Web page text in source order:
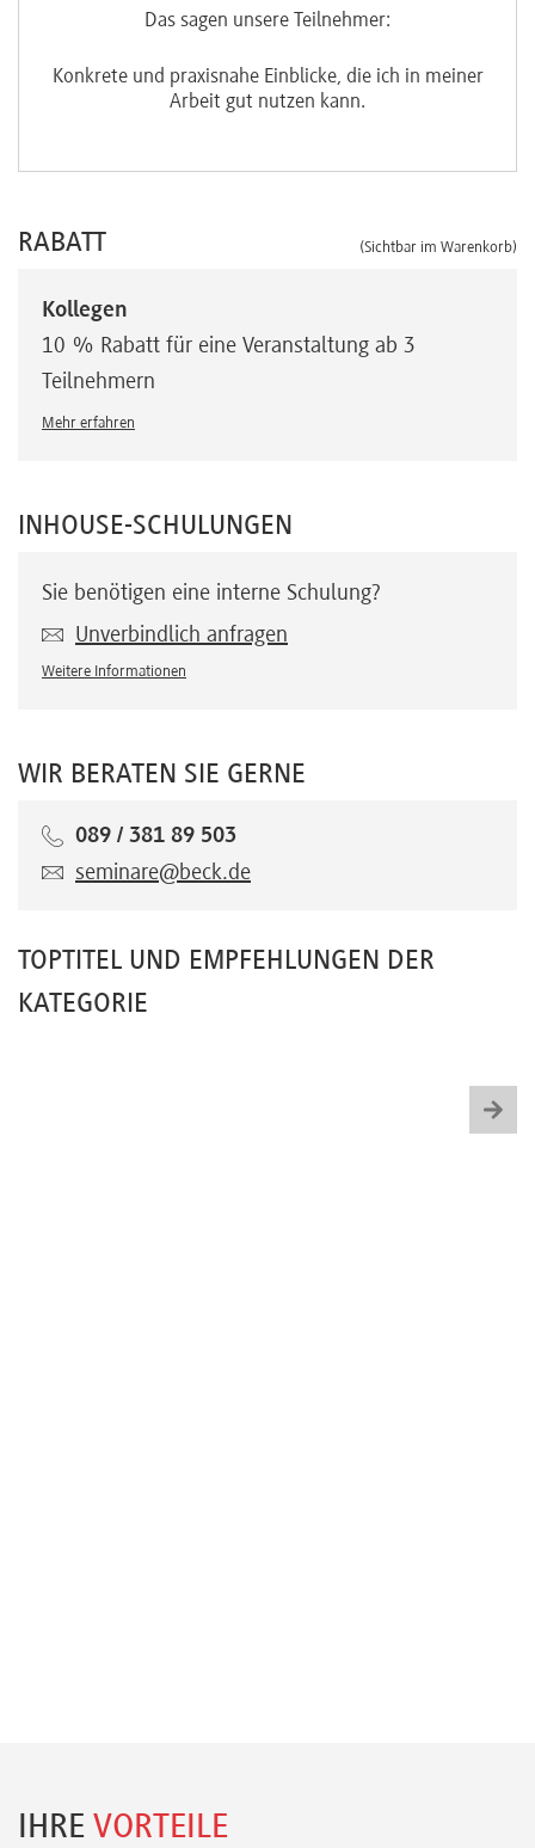
Das sagen unsere Teilnehmer:
Konkrete und praxisnahe Einblicke, die ich in meiner
Arbeit gut nutzen kann.
RABATT (Sichtbar im Warenkorb)
Kollegen
10 % Rabatt für eine Veranstaltung ab 3
Teilnehmern
Mehr erfahren
INHOUSE-SCHULUNGEN
Sie benötigen eine interne Schulung?
Unverbindlich anfragen
Weitere Informationen
WIR BERATEN SIE GERNE
089 / 381 89 503
seminare@beck.de
TOPTITEL UND EMPFEHLUNGEN DER
KATEGORIE
IHRE VORTEILE